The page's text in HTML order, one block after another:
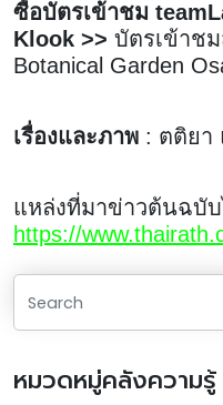
ซื้อบัตรเข้าชม
Klook >> บัตรเข้าช
Botanical Garden
เรื่องและภาพ : ตติยา
แหล่งที่มาข่าวต้นฉบั
https://
หมวดหมู่คลังความรู้